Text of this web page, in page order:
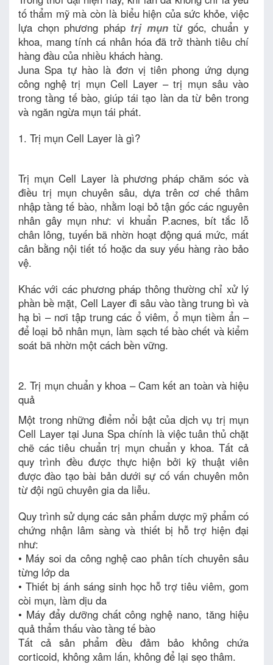
tố thẩm mỹ mà còn là biểu hiện của sức khỏe, việc
lựa chọn phương pháp trị mụntừ gốc, chuẩn y
khoa, mang tính cá nhân hóa đã trở thành tiêu chí
hàng đầu của nhiều khách hàng.
Juna Spa tự hào là đơn vị tiên phong ứng dụng
công nghệ trị mụn Cell Layer – trị mụn sâu vào
trong tầng tế bào, giúp tái tạo làn da từ bên trong
và ngăn ngừa mụn tái phát.
1. Trị mụn Cell Layer là gì?
Trị mụn Cell Layer là phương pháp chăm sóc và
điều trị mụn chuyên sâu, dựa trên cơ chế thâm
nhập tầng tế bào, nhằm loại bỏ tận gốc các nguyên
nhân gây mụn như: vi khuẩn P.acnes, bít tắc lỗ
chân lông, tuyến bã nhờn hoạt động quá mức, mất
cân bằng nội tiết tố hoặc da suy yếu hàng rào bảo
vệ.
Khác với các phương pháp thông thường chỉ xử lý
phần bề mặt, Cell Layer đi sâu vào tầng trung bì và
hạ bì – nơi tập trung các ổ viêm, ổ mụn tiềm ẩn –
để loại bỏ nhân mụn, làm sạch tế bào chết và kiểm
soát bã nhờn một cách bền vững.
2. Trị mụn chuẩn y khoa – Cam kết an toàn và hiệu
quả
Một trong những điểm nổi bật của dịch vụ trị mụn
Cell Layer tại Juna Spa chính là việc tuân thủ chặt
chẽ các tiêu chuẩn trị mụn chuẩn y khoa. Tất cả
quy trình đều được thực hiện bởi kỹ thuật viên
được đào tạo bài bản dưới sự cố vấn chuyên môn
từ đội ngũ chuyên gia da liễu.
Quy trình sử dụng các sản phẩm dược mỹ phẩm có
chứng nhận lâm sàng và thiết bị hỗ trợ hiện đại
như:
• Máy soi da công nghệ cao phân tích chuyên sâu
từng lớp da
• Thiết bị ánh sáng sinh học hỗ trợ tiêu viêm, gom
còi mụn, làm dịu da
• Máy đẩy dưỡng chất công nghệ nano, tăng hiệu
quả thẩm thấu vào tầng tế bào
Tất cả sản phẩm đều đảm bảo không chứa
corticoid, không xâm lấn, không để lại sẹo thâm.